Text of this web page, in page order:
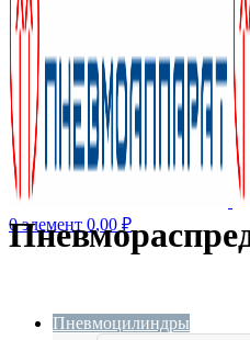
0элемент 0,00 ₽
Пневмоцилиндры